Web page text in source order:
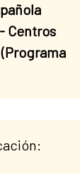
Centros